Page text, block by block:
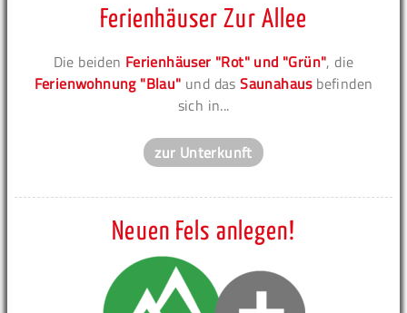
Ferienhäuser Zur Allee
Die beiden Ferienhäuser "Rot" und "Grün", die
Ferienwohnung "Blau" und dasSaunahausbefinden
sich in...
zur Unterkunft
Neuen Fels anlegen!